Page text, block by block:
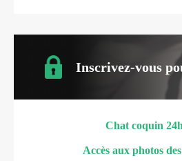
Inscrivez-vous
Chat coquin
Accès aux photos